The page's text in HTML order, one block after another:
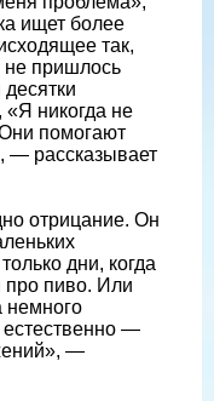
ищет более
так,
не пришлось
«Я никогда не
помогают
— рассказывает
отрицание. Он
дни, когда
про пиво. Или
немного
—
—